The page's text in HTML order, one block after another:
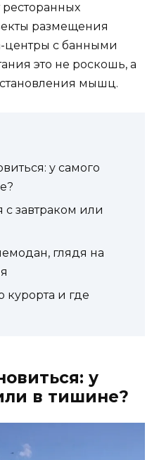
размещения
центры с банными
это не роскошь, а
мышц.
у самого
с завтраком или
глядя на
курорта и где
у
в тишине?